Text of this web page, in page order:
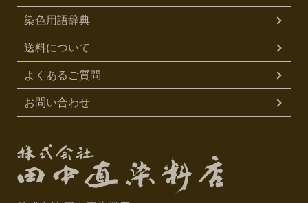
染色用語辞典
送料について
よくあるご質問
お問い合わせ